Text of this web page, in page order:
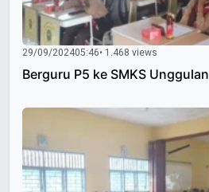
29/09/202405:46• 1.468 views
Berguru P5 ke SMKS Unggulan